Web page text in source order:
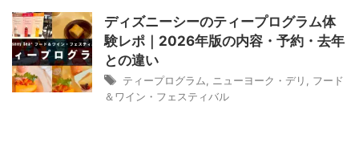
ディズニーシーのティープログラム体
験レポ｜2026年版の内容・予約・去年
との違い
ティープログラム ニューヨーク・デリ
フード
＆ワイン・フェスティバル